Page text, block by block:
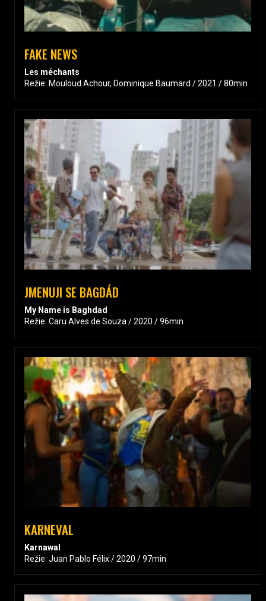
FAKE NEWS
Les méchants
Režie: Mouloud Achour, Dominique Baumard / 2021 / 80min
JMENUJI SE BAGDÁD
My Name is Baghdad
Režie: Caru Alves de Souza / 2020 / 96min
KARNEVAL
Karnawal
Režie: Juan Pablo Félix / 2020 / 97min